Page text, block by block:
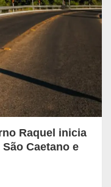
Raquel inicia
Caetano e